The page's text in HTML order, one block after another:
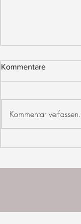
Kommentare
Kommentar